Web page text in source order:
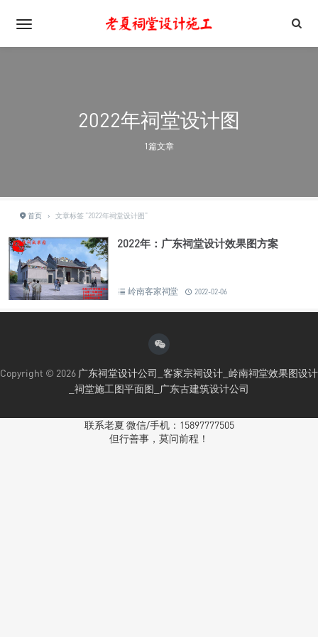
2022年祠堂设计图
1篇文章
首页 › 文章标签 "2022年祠堂设计图"
2022年：广东祠堂设计效果图方案
岭南客家祠堂 2022-02-06
Copyright © 2026 广东祠堂设计公司_客家宗祠设计_岭南祠堂效果图设计
_祠堂施工图平面图_广东古建筑设计公司
联系老夏 微信/手机：15897777505
但行善事，莫问前程！